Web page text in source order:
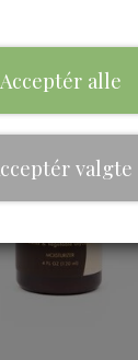
Acceptér alle
valgte